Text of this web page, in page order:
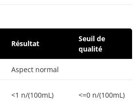
Résultat
Seuil de
qualité
Aspect normal
<1 n/(100mL) <=0 n/(100mL)